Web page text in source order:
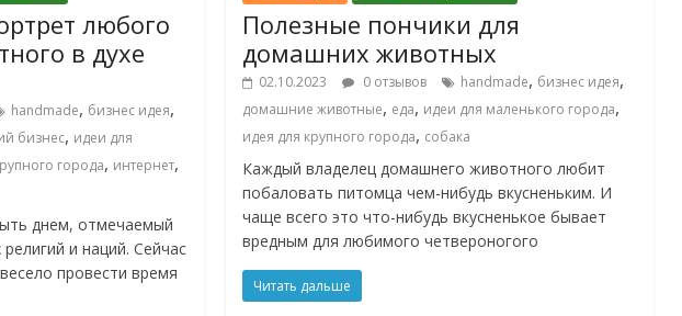
любого
в духе
handmade, бизнес идея,
бизнес, идеи для
города, интернет,
днем, отмечаемый
и наций. Сейчас
провести время
Полезные пончики для
домашних животных
02.10.2023 0 отзывов handmade, бизнес идея,
домашние животные, еда, идеи для маленького города,
идея для крупного города, собака
Каждый владелец домашнего животного любит
побаловать питомца чем-нибудь вкусненьким. И
чаще всего это что-нибудь вкусненькое бывает
вредным для любимого четвероногого
Читать дальше